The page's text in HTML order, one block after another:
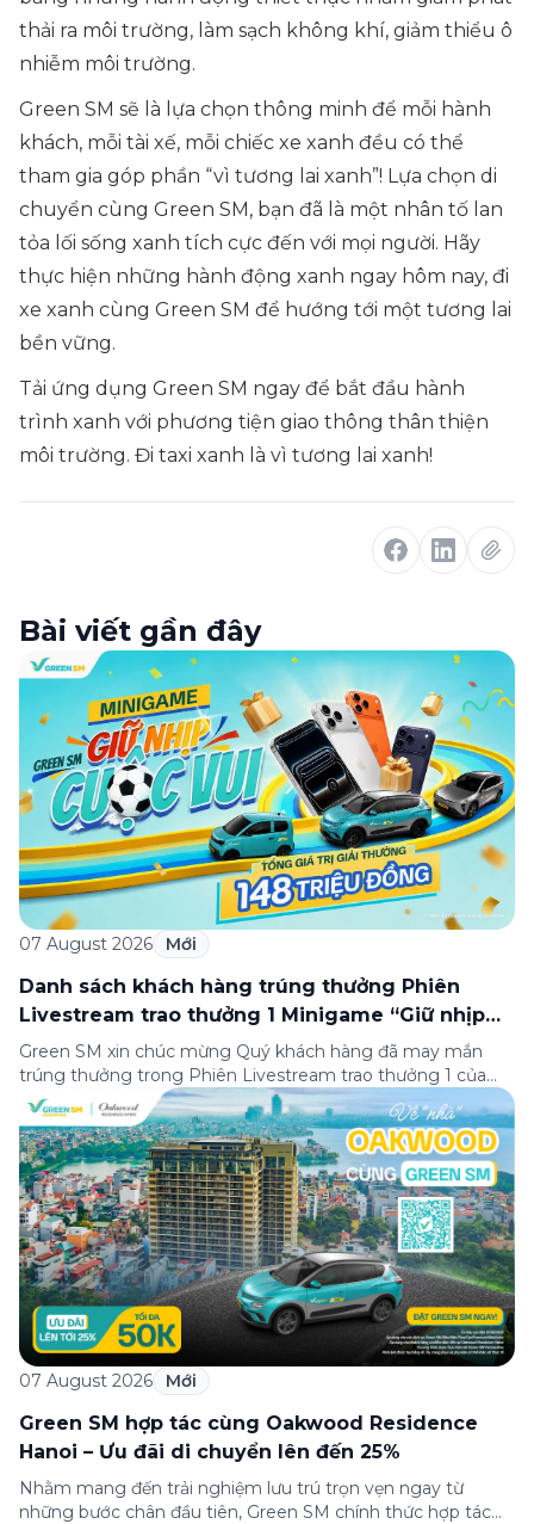
thải ra môi trường, làm sạch không khí, giảm thiểu ô
nhiễm môi trường.
Green SM sẽ là lựa chọn thông minh để mỗi hành
khách, mỗi tài xế, mỗi chiếc xe xanh đều có thể
tham gia góp phần “vì tương lai xanh”! Lựa chọn di
chuyển cùng Green SM, bạn đã là một nhân tố lan
tỏa lối sống xanh tích cực đến với mọi người. Hãy
thực hiện những hành động xanh ngay hôm nay, đi
xe xanh cùng Green SM để hướng tới một tương lai
bền vững.
Tải ứng dụng Green SM ngay để bắt đầu hành
trình xanh với phương tiện giao thông thân thiện
môi trường. Đi taxi xanh là vì tương lai xanh!
Bài viết gần đây
07 August 2026 Mới
Danh sách khách hàng trúng thưởng Phiên
Livestream trao thưởng 1 Minigame “Giữ nhịp
cuộc vui”
Green SM xin chúc mừng Quý khách hàng đã may mắn
trúng thưởng trong Phiên Livestream trao thưởng 1 của
Minigame “Giữ nhịp cuộc vui”, được phát sóng trực tiếp
trên Fanpage và TikTok Green SM từ 20:00 – 21:00 ngày
04/08/2026. Phiên livestream đã diễn ra công khai với sự
theo dõi của đông […]
07 August 2026 Mới
Green SM hợp tác cùng Oakwood Residence
Hanoi – Ưu đãi di chuyển lên đến 25%
Nhằm mang đến trải nghiệm lưu trú trọn vẹn ngay từ
những bước chân đầu tiên, Green SM chính thức hợp tác